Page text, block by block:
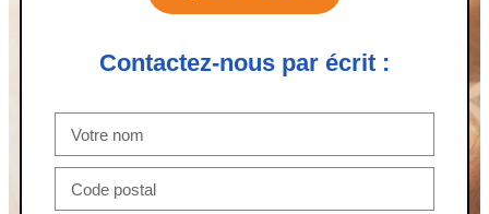
Contactez-nous par écrit :